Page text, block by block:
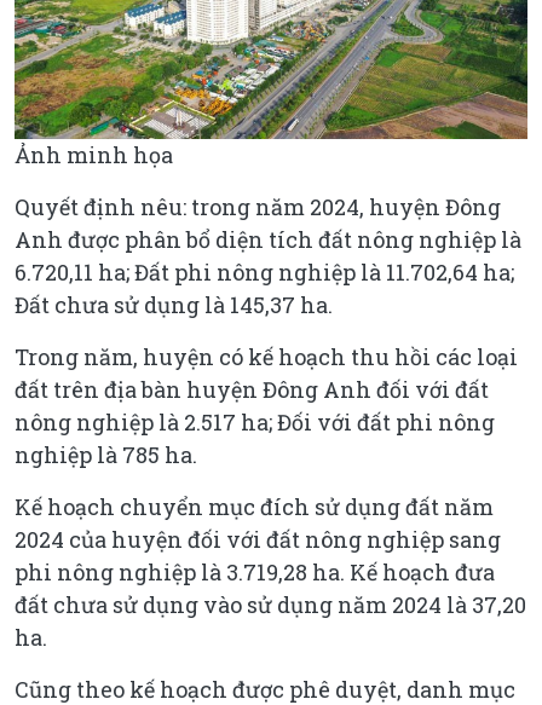
Ảnh minh họa
Quyết định nêu: trong năm 2024, huyện Đông
Anh được phân bổ diện tích đất nông nghiệp là
6.720,11 ha; Đất phi nông nghiệp là 11.702,64 ha;
Đất chưa sử dụng là 145,37 ha.
Trong năm, huyện có kế hoạch thu hồi các loại
đất trên địa bàn huyện Đông Anh đối với đất
nông nghiệp là 2.517 ha; Đối với đất phi nông
nghiệp là 785 ha.
Kế hoạch chuyển mục đích sử dụng đất năm
2024 của huyện đối với đất nông nghiệp sang
phi nông nghiệp là 3.719,28 ha. Kế hoạch đưa
đất chưa sử dụng vào sử dụng năm 2024 là 37,20
ha.
Cũng theo kế hoạch được phê duyệt, danh mục